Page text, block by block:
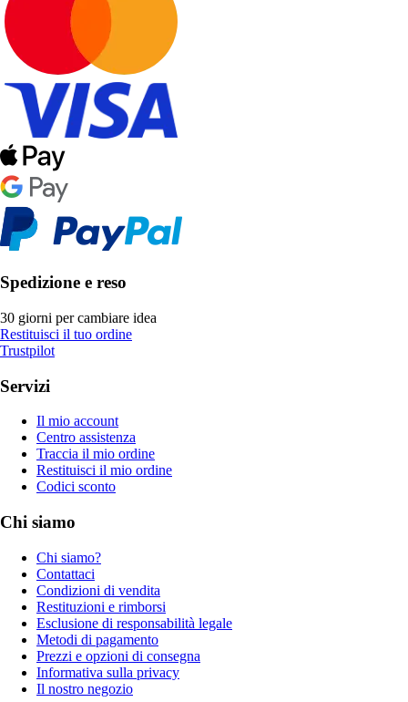
Spedizione e reso
30 giorni per cambiare idea
Restituisci il tuo ordine
Trustpilot
Servizi
Il mio account
Centro assistenza
Traccia il mio ordine
Restituisci il mio ordine
Codici sconto
Chi siamo
Chi siamo?
Contattaci
Condizioni di vendita
Restituzioni e rimborsi
Esclusione di responsabilità legale
Metodi di pagamento
Prezzi e opzioni di consegna
Informativa sulla privacy
Il nostro negozio